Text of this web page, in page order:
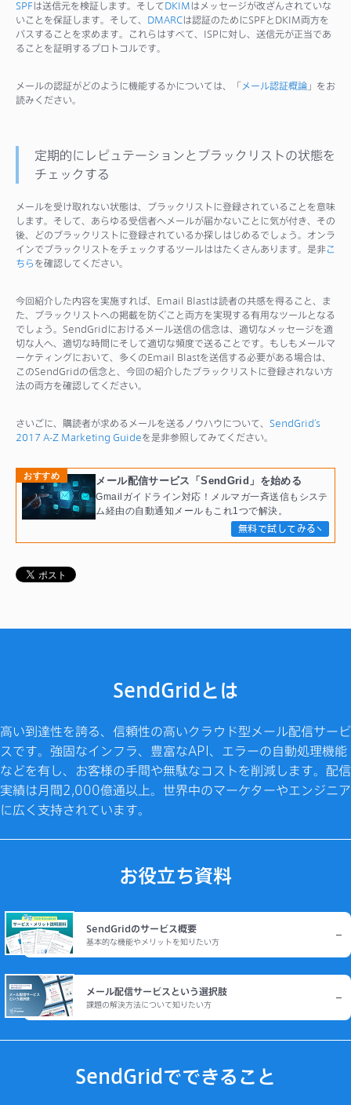
SPFは送信元を検証します。そしてDKIMはメッセージが改ざんされていな
いことを保証します。そして、 DMARCは認証のためにSPFとDKIM両方を
パスすることを求めます。これらはすべて、ISPに対し、送信元が正当であ
ることを証明するプロトコルです。
メールの認証がどのように機能するかについては、「メール認証概論 」をお
読みください。
定期的にレピュテーションとブラックリストの状態を
チェックする
メールを受け取れない状態は、ブラックリストに登録されていることを意味
します。そして、あらゆる受信者へメールが届かないことに気が付き、その
後、どのブラックリストに登録されているか探しはじめるでしょう。オンラ
インでブラックリストをチェックするツールははたくさんあります。是非こ
ちらを確認してください。
今回紹介した内容を実施すれば、Email Blastは読者の共感を得ること、ま
た、ブラックリストへの掲載を防ぐこと両方を実現する有用なツールとなる
でしょう。SendGridにおけるメール送信の信念は、適切なメッセージを適
切な人へ、適切な時間にそして適切な頻度で送ることです。もしもメールマ
ーケティングにおいて、多くのEmail Blastを送信する必要がある場合は、
このSendGridの信念と、今回の紹介したブラックリストに登録されない方
法の両方を確認してください。
さいごに、購読者が求めるメールを送るノウハウについて、 SendGrid’s
2017 A-Z Marketing Guideを是非参照してみてください。
おすすめ
メール配信サービス「SendGrid」を始める
Gmailガイドライン対応！メルマガ一斉送信もシステ
ム経由の自動通知メールもこれ1つで解決。
無料で試してみる
SendGridとは
高い到達性を誇る、信頼性の高いクラウド型メール配信サービ
スです。強固なインフラ、豊富なAPI、エラーの自動処理機能
などを有し、お客様の手間や無駄なコストを削減します。配信
実績は月間2,000億通以上。世界中のマーケターやエンジニア
に広く支持されています。
お役立ち資料
SendGridのサービス概要
基本的な機能やメリットを知りたい方
メール配信サービスという選択肢
課題の解決方法について知りたい方
SendGridでできること